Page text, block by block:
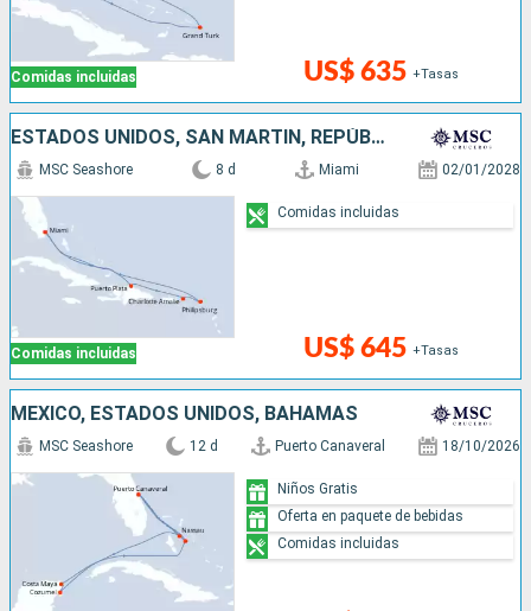
Comidas incluidas US$ 635 +Tasas
ESTADOS UNIDOS, SAN MARTÍN, REPÚBLICA DOMINICANA
Comidas incluidas
MSC Seashore 8 d Miami 02/01/2028
US$ 645 +Tasas
Comidas incluidas
MÉXICO, ESTADOS UNIDOS, BAHAMAS
MSC Seashore 12 d Puerto Canaveral 18/10/2026
Niños Gratis
Oferta en paquete de bebidas
Comidas incluidas